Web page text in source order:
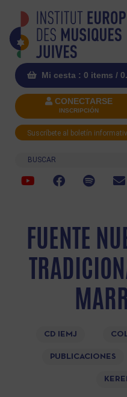
Mi cesta : 0 items /
CONECTARSE
INSCRIPCIÓN
Suscríbete al boletín
Buscar
FUENTE
CD IEMJ
PUBLICACIONES